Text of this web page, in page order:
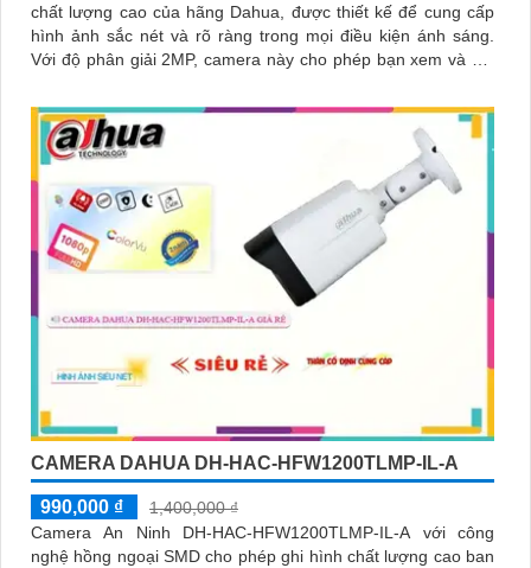
chất lượng cao của hãng Dahua, được thiết kế để cung cấp
hình ảnh sắc nét và rõ ràng trong mọi điều kiện ánh sáng.
Với độ phân giải 2MP, camera này cho phép bạn xem và ghi
CAMERA DAHUA DH-HAC-HFW1200TLMP-IL-A
990,000 ₫
1,400,000 ₫
Camera An Ninh DH-HAC-HFW1200TLMP-IL-A với công
nghệ hồng ngoại SMD cho phép ghi hình chất lượng cao ban